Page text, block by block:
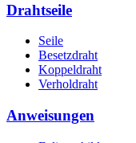
Drahtseile
Seile
Besetzdraht
Koppeldraht
Verholdraht
Anweisungen